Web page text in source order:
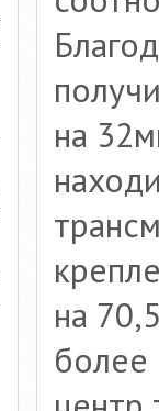
на
на
более